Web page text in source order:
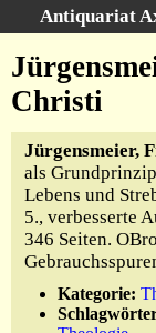
Antiquariat
Startseite
Sachgebiete
Schlagwörter
Kataloge
Ankauf
Anfahrt/Kontakt
Christi
Jürgensmeier,
als
Lebens und
5., verbesserte
346 Seiten.
Kategorie: